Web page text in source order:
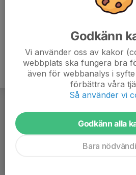
Godkänn
Vi använder oss av kakor
webbplats ska fungera bra
även för webbanalys i
förbättra våra
Så använder vi
Godkänn alla
Bara